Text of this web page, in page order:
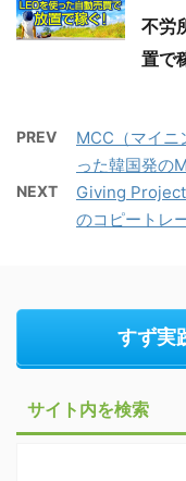
不労
置で
PREV
MCC（マイニ
った韓国発の
NEXT
Giving
のコピートレ
すず実
サイト内を検索